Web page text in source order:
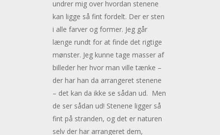
undrer mig over hvordan stenene
kan ligge så fint fordelt. Der er sten
i alle farver og former. Jeg går
længe rundt for at finde det rigtige
mønster. Jeg kunne tage masser af
billeder her hvor man ville tænke –
der har han da arrangeret stenene
– det kan da ikke se sådan ud. Men
de ser sådan ud! Stenene ligger så
fint på stranden, og det er naturen
selv der har arrangeret dem,